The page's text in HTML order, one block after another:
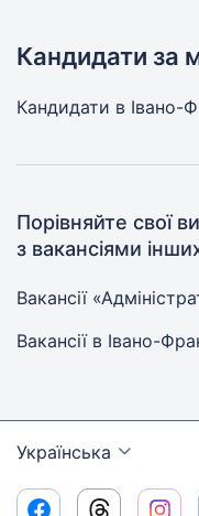
Кандидати за
Кандидати в Івано-
Порівняйте свої
з вакансіями
Вакансії
Вакансії в Івано-
Українська